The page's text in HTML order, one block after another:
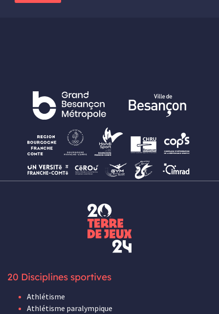
20 Disciplines sportives
Athlétisme
Athlétisme paralympique